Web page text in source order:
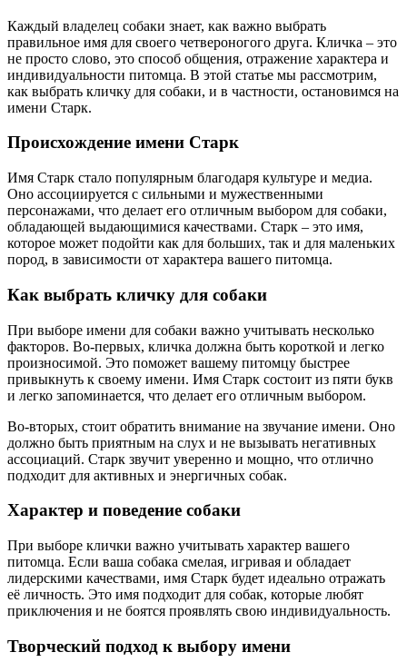
Каждый владелец собаки знает, как важно выбрать
правильное имя для своего четвероногого друга. Кличка – это
не просто слово, это способ общения, отражение характера и
индивидуальности питомца. В этой статье мы рассмотрим,
как выбрать кличку для собаки, и в частности, остановимся на
имени Старк.
Происхождение имени Старк
Имя Старк стало популярным благодаря культуре и медиа.
Оно ассоциируется с сильными и мужественными
персонажами, что делает его отличным выбором для собаки,
обладающей выдающимися качествами. Старк – это имя,
которое может подойти как для больших, так и для маленьких
пород, в зависимости от характера вашего питомца.
Как выбрать кличку для собаки
При выборе имени для собаки важно учитывать несколько
факторов. Во-первых, кличка должна быть короткой и легко
произносимой. Это поможет вашему питомцу быстрее
привыкнуть к своему имени. Имя Старк состоит из пяти букв
и легко запоминается, что делает его отличным выбором.
Во-вторых, стоит обратить внимание на звучание имени. Оно
должно быть приятным на слух и не вызывать негативных
ассоциаций. Старк звучит уверенно и мощно, что отлично
подходит для активных и энергичных собак.
Характер и поведение собаки
При выборе клички важно учитывать характер вашего
питомца. Если ваша собака смелая, игривая и обладает
лидерскими качествами, имя Старк будет идеально отражать
её личность. Это имя подходит для собак, которые любят
приключения и не боятся проявлять свою индивидуальность.
Творческий подход к выбору имени